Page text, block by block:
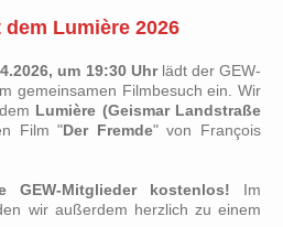
Lumière 2026
um 19:30 Uhrlädt der GEW-
gemeinsamen Filmbesuch ein. Wir
Lumière (Geismar Landstraße
Film "Der Fremde" von François
Mitglieder kostenlos! Im
wir außerdem herzlich zu einem